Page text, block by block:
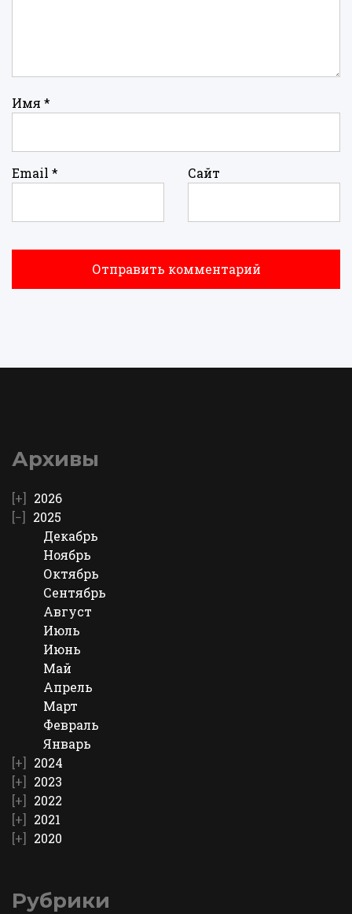
Имя *
Email * Сайт
Архивы
2026
2025
Декабрь
Ноябрь
Октябрь
Сентябрь
Август
Июль
Июнь
Май
Апрель
Март
Февраль
Январь
2024
2023
2022
2021
2020
Рубрики